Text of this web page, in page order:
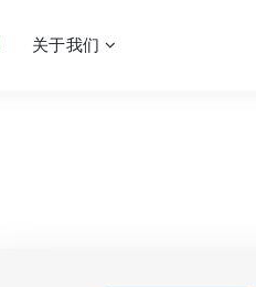
关于我们